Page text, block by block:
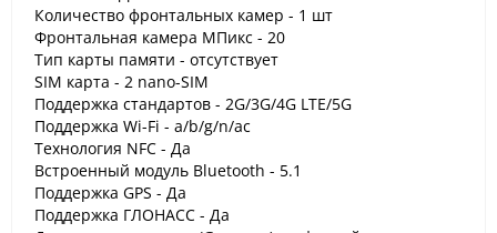
Количество фронтальных камер - 1 шт
Фронтальная камера МПикс - 20
Тип карты памяти - отсутствует
SIM карта - 2 nano-SIM
Поддержка стандартов - 2G/3G/4G LTE/5G
Поддержка Wi-Fi - a/b/g/n/ac
Технология NFC - Да
Встроенный модуль Bluetooth - 5.1
Поддержка GPS - Да
Поддержка ГЛОНАСС - Да